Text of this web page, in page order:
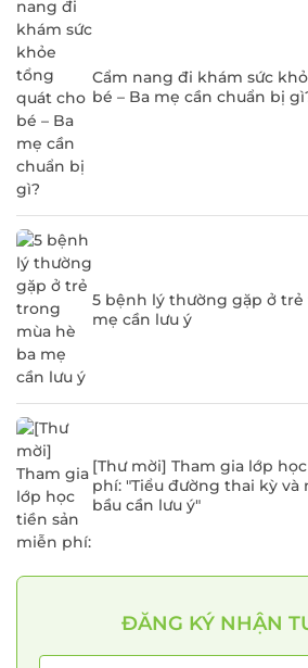
Cẩm nang đi khám sức
bé – Ba mẹ cần chuẩn bị
5 bệnh lý thường gặp ở
mẹ cần lưu ý
[Thư mời] Tham gia lớp
phí: "Tiểu đường thai kỳ
bầu cần lưu ý"
ĐĂNG KÝ NHẬN